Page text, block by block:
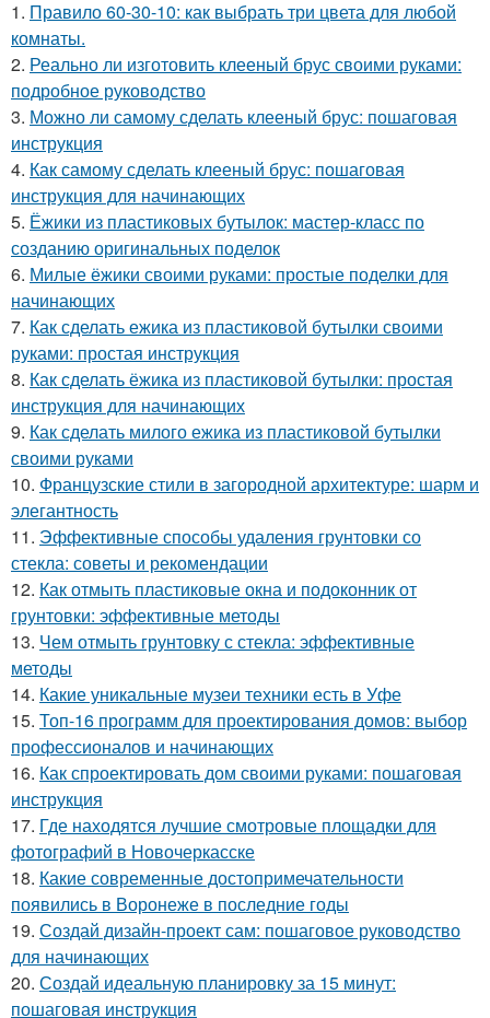
1. Правило 60-30-10: как выбрать три цвета для любой
комнаты.
2. Реально ли изготовить клееный брус своими руками:
подробное руководство
3. Можно ли самому сделать клееный брус: пошаговая
инструкция
4. Как самому сделать клееный брус: пошаговая
инструкция для начинающих
5. Ёжики из пластиковых бутылок: мастер-класс по
созданию оригинальных поделок
6. Милые ёжики своими руками: простые поделки для
начинающих
7. Как сделать ежика из пластиковой бутылки своими
руками: простая инструкция
8. Как сделать ёжика из пластиковой бутылки: простая
инструкция для начинающих
9. Как сделать милого ежика из пластиковой бутылки
своими руками
10. Французские стили в загородной архитектуре: шарм и
элегантность
11. Эффективные способы удаления грунтовки со
стекла: советы и рекомендации
12. Как отмыть пластиковые окна и подоконник от
грунтовки: эффективные методы
13. Чем отмыть грунтовку с стекла: эффективные
методы
14. Какие уникальные музеи техники есть в Уфе
15. Топ-16 программ для проектирования домов: выбор
профессионалов и начинающих
16. Как спроектировать дом своими руками: пошаговая
инструкция
17. Где находятся лучшие смотровые площадки для
фотографий в Новочеркасске
18. Какие современные достопримечательности
появились в Воронеже в последние годы
19. Создай дизайн-проект сам: пошаговое руководство
для начинающих
20. Создай идеальную планировку за 15 минут:
пошаговая инструкция